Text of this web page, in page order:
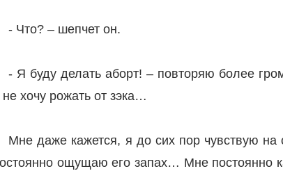
- Что? – шепчет он.
- Я буду делать аборт! – повторяю более
не хочу рожать от зэка…
Мне даже кажется, я до сих пор чувствую на
ощущаю его запах… Мне постоянно